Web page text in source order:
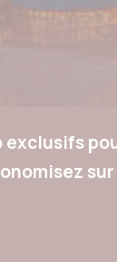
exclusifs